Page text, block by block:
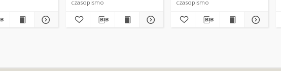
czasopismo
czasopismo